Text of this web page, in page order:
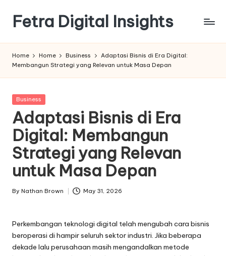
content
Fetra Digital Insights
Home Home Business
Adaptasi Bisnis di Era Digital:
Membangun Strategi yang Relevan untuk Masa Depan
Posted
Business
Adaptasi Bisnis di Era
Digital: Membangun
Strategi yang Relevan
untuk Masa Depan
Posted
By Nathan Brown May 31, 2026
Perkembangan teknologi digital telah mengubah cara bisnis
beroperasi di hampir seluruh sektor industri. Jika beberapa
dekade lalu perusahaan masih mengandalkan metode